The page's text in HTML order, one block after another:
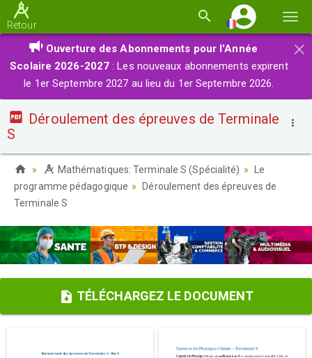
la
Retour
×
Ouverture des Abonnements pour l'Année
Scolaire 2026-2027 : Les nouveaux abonnements expirent
le 1er Septembre 2027 au lieu du 1er Septembre 2026.
Déroulement des épreuves de Terminale
S
Mathématiques: Terminale S (Spécialité)
Le
programme pédagogique
Déroulement des épreuves de
Terminale S
TÉLÉCHARGEZ LE DOCUMENT